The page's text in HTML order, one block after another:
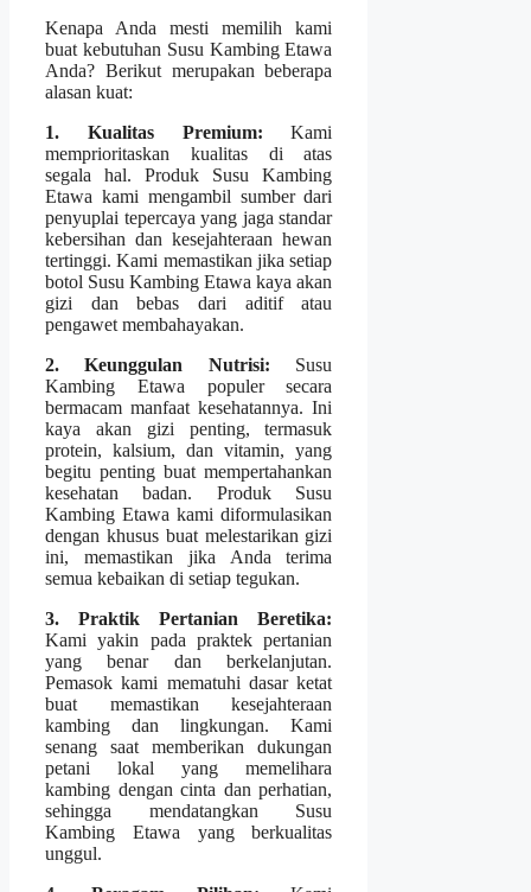
Kenapa Anda mesti memilih kami
buat kebutuhan Susu Kambing Etawa
Anda? Berikut merupakan beberapa
alasan kuat:
1. Kualitas Premium: Kami
memprioritaskan kualitas di atas
segala hal. Produk Susu Kambing
Etawa kami mengambil sumber dari
penyuplai tepercaya yang jaga standar
kebersihan dan kesejahteraan hewan
tertinggi. Kami memastikan jika setiap
botol Susu Kambing Etawa kaya akan
gizi dan bebas dari aditif atau
pengawet membahayakan.
2. Keunggulan Nutrisi: Susu
Kambing Etawa populer secara
bermacam manfaat kesehatannya. Ini
kaya akan gizi penting, termasuk
protein, kalsium, dan vitamin, yang
begitu penting buat mempertahankan
kesehatan badan. Produk Susu
Kambing Etawa kami diformulasikan
dengan khusus buat melestarikan gizi
ini, memastikan jika Anda terima
semua kebaikan di setiap tegukan.
3. Praktik Pertanian Beretika:
Kami yakin pada praktek pertanian
yang benar dan berkelanjutan.
Pemasok kami mematuhi dasar ketat
buat memastikan kesejahteraan
kambing dan lingkungan. Kami
senang saat memberikan dukungan
petani lokal yang memelihara
kambing dengan cinta dan perhatian,
sehingga mendatangkan Susu
Kambing Etawa yang berkualitas
unggul.